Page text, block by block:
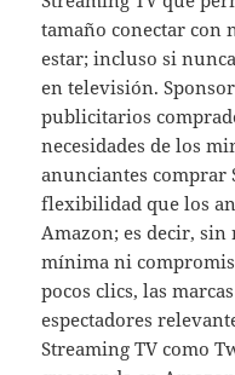
tamaño conectar con
estar; incluso si
en televisión.
publicitarios
necesidades de los
anunciantes comprar
flexibilidad que los
Amazon; es decir,
mínima ni
pocos clics, las
espectadores
Streaming TV como